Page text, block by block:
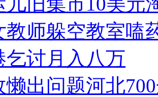
教师躲空教室嗑
乞讨月入八万
懒出问题河北